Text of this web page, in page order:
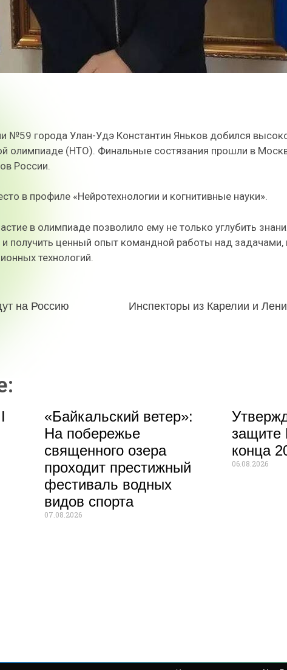
№59 города Улан-Удэ Константин Яньков добился
олимпиаде (НТО). Финальные состязания прошли в
России.
в профиле «Нейротехнологии и когнитивные науки».
в олимпиаде позволило ему не только углубить
и получить ценный опыт командной работы над
технологий.
на Россию
«Байкальский ветер»:
На побережье
священного озера
проходит престижный
фестиваль водных
видов спорта
07.08.2026
защите
конца
06.08.2026